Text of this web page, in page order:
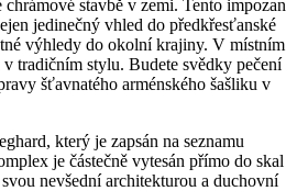
chrámové stavbě v zemi. Tento
jedinečný vhled do předkřesťanské
výhledy do okolní krajiny. V místním
tradičním stylu. Budete svědky pečení
šťavnatého arménského šašliku v
který je zapsán na seznamu
je částečně vytesán přímo do skal
nevšední architekturou a duchovní